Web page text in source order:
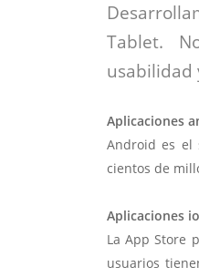
Tablet.
usabilidad
Aplicaciones
Android es el
cientos de
Aplicaciones
La App Store
usuarios